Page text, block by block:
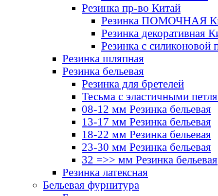
Резинка пр-во Китай
Резинка ПОМОЧНАЯ
Резинка декоративная
Резинка с силиконовой
Резинка шляпная
Резинка бельевая
Резинка для бретелей
Тесьма с эластичными
08-12 мм Резинка бельевая
13-17 мм Резинка бельевая
18-22 мм Резинка бельевая
23-30 мм Резинка бельевая
32 =>> мм Резинка бельевая
Резинка латексная
Бельевая фурнитура